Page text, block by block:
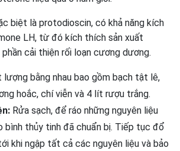
biệt là protodioscin, có khả năng kích
LH, từ đó kích thích sản xuất
cải thiện rối loạn cương dương.
lượng bằng nhau bao gồm bạch tật lê,
hoắc, chí viễn và 4 lít rượu trắng.
Rửa sạch, để ráo những nguyên liệu
bình thủy tinh đã chuẩn bị. Tiếp tục đổ
khi ngập tất cả các nguyên liệu và bảo